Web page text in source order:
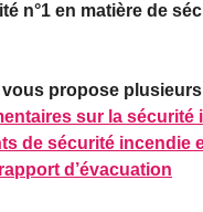
n°1 en matière de
vous propose
sur la sécurité
de sécurité incendie
d’évacuation